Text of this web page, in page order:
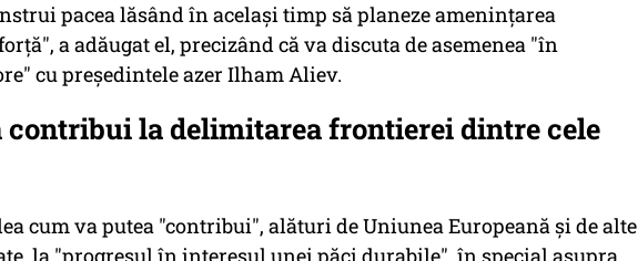
pacea lăsând în acelaşi timp să planeze ameninţarea
a adăugat el, precizând că va discuta de asemenea "în
cu preşedintele azer Ilham Aliev.
contribui la delimitarea frontierei dintre cele
cum va putea "contribui", alături de Uniunea Europeană şi de alte
la "progresul în interesul unei păci durabile", în special asupra